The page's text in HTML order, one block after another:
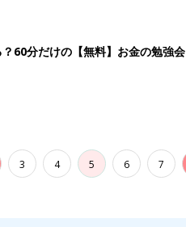
60分だけの【無料】お金の勉強会
3 4 5 6 7